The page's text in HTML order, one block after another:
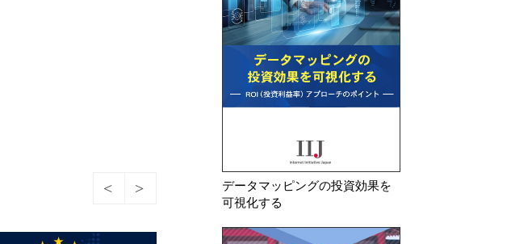
データマッピングの投資効果を
可視化する